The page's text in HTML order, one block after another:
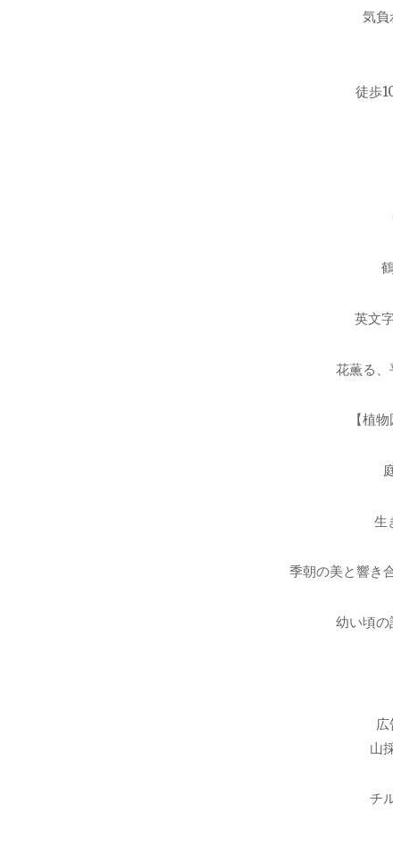
気負
徒歩
英文
花薫る
【植
生
季朝の美と響き
幼い頃の
山
チ